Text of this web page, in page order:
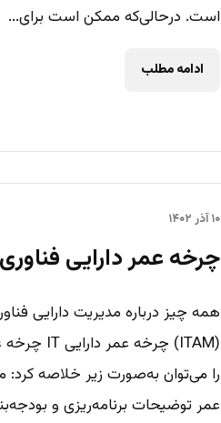
است. درحالی‌که ممکن است برای...
ادامه مطلب
۱۰ آذر ۱۴۰۲
چرخه عمر دارایی
همه چیز درباره مدیریت دارایی
را می‌توان به‌صورت زیر خلاصه
عمر توضیحات برنامه‌ریزی و